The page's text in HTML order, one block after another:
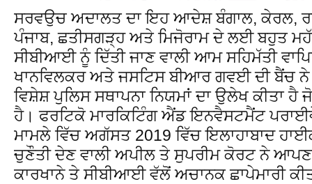
ਸਰਵਉਚ ਅਦਾਲਤ ਦਾ ਇਹ ਆਦੇਸ਼ ਬੰਗਾਲ, ਕੇਰਲ,
ਪੰਜਾਬ, ਛਤੀਸਗੜ੍ਹ ਅਤੇ ਮਿਜੋਰਾਮ ਦੇ ਲਈ ਬਹੁਤ
ਸੀਬੀਆਈ ਨੂੰ ਦਿੱਤੀ ਜਾਣ ਵਾਲੀ ਆਮ ਸਹਿਮੱਤੀ
ਖਾਨਵਿਲਕਰ ਅਤੇ ਜਸਟਿਸ ਬੀਆਰ ਗਵਈ ਦੀ ਬੈਂਚ ਨੇ
ਵਿਸ਼ੇਸ਼ ਪੁਲਿਸ ਸਥਾਪਨਾ ਨਿਯਮਾਂ ਦਾ ਉਲੇਖ ਕੀਤਾ
ਹੈ। ਫਰਟਿਕੋ ਮਾਰਕਿਟਿੰਗ ਐਂਡ ਇਨਵੈਸਟਮੈਂਟ
ਮਾਮਲੇ ਵਿੱਚ ਅਗੱਸਤ 2019 ਵਿੱਚ ਇਲਾਹਾਬਾਦ
ਚੁਣੌਤੀ ਦੇਣ ਵਾਲੀ ਅਪੀਲ ਤੇ ਸੁਪਰੀਮ ਕੋਰਟ ਨੇ
ਕਾਰਖਾਨੇ ਤੇ ਸੀਬੀਆਈ ਵੱਲੋਂ ਅਚਾਨਕ ਛਾਪੇਮਾਰੀ